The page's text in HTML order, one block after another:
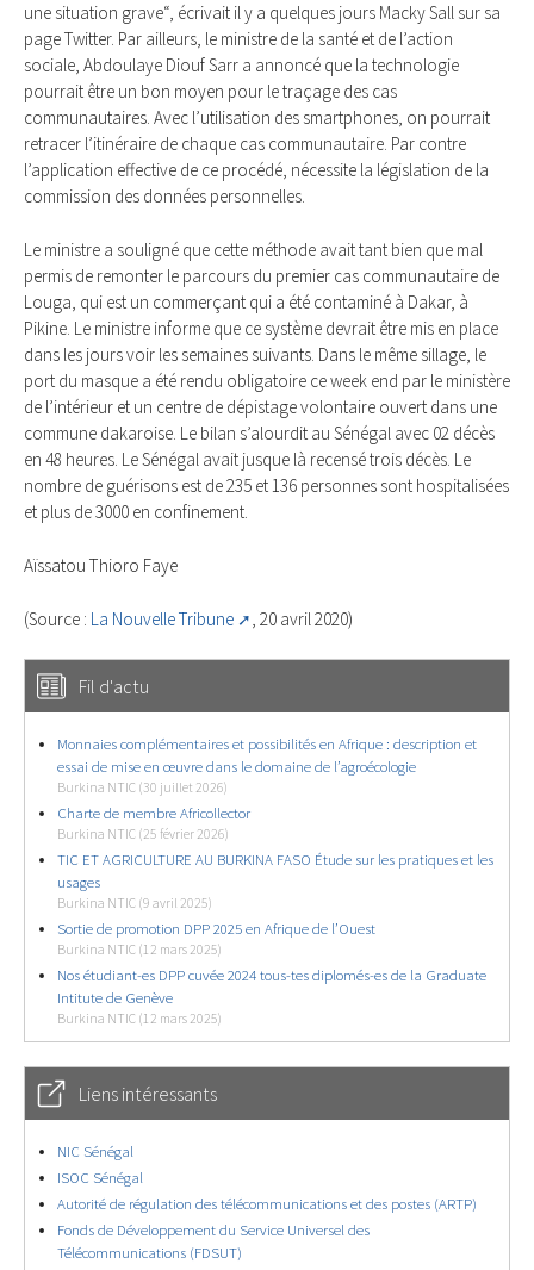
une situation grave“, écrivait il y a quelques jours Macky Sall sur sa
page Twitter. Par ailleurs, le ministre de la santé et de l’action
sociale, Abdoulaye Diouf Sarr a annoncé que la technologie
pourrait être un bon moyen pour le traçage des cas
communautaires. Avec l’utilisation des smartphones, on pourrait
retracer l’itinéraire de chaque cas communautaire. Par contre
l’application effective de ce procédé, nécessite la législation de la
commission des données personnelles.
Le ministre a souligné que cette méthode avait tant bien que mal
permis de remonter le parcours du premier cas communautaire de
Louga, qui est un commerçant qui a été contaminé à Dakar, à
Pikine. Le ministre informe que ce système devrait être mis en place
dans les jours voir les semaines suivants. Dans le même sillage, le
port du masque a été rendu obligatoire ce week end par le ministère
de l’intérieur et un centre de dépistage volontaire ouvert dans une
commune dakaroise. Le bilan s’alourdit au Sénégal avec 02 décès
en 48 heures. Le Sénégal avait jusque là recensé trois décès. Le
nombre de guérisons est de 235 et 136 personnes sont hospitalisées
et plus de 3000 en confinement.
Aïssatou Thioro Faye
(Source : La Nouvelle Tribune , 20 avril 2020)
Fil d'actu
Monnaies complémentaires et possibilités en Afrique : description et
essai de mise en œuvre dans le domaine de l’agroécologie
Burkina NTIC (30 juillet 2026)
Charte de membre Africollector
Burkina NTIC (25 février 2026)
TIC ET AGRICULTURE AU BURKINA FASO Étude sur les pratiques et les
usages
Burkina NTIC (9 avril 2025)
Sortie de promotion DPP 2025 en Afrique de l’Ouest
Burkina NTIC (12 mars 2025)
Nos étudiant-es DPP cuvée 2024 tous-tes diplomés-es de la Graduate
Intitute de Genève
Burkina NTIC (12 mars 2025)
Liens intéressants
NIC Sénégal
ISOC Sénégal
Autorité de régulation des télécommunications et des postes (ARTP)
Fonds de Développement du Service Universel des
Télécommunications (FDSUT)